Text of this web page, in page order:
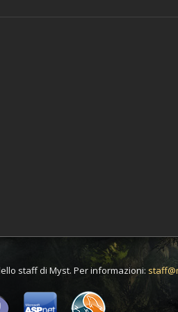
staff di Myst. Per informazioni: